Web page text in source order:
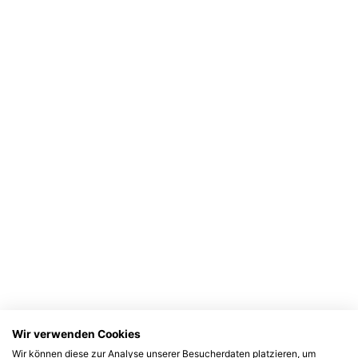
Wir verwenden Cookies
Wir können diese zur Analyse unserer Besucherdaten platzieren, um